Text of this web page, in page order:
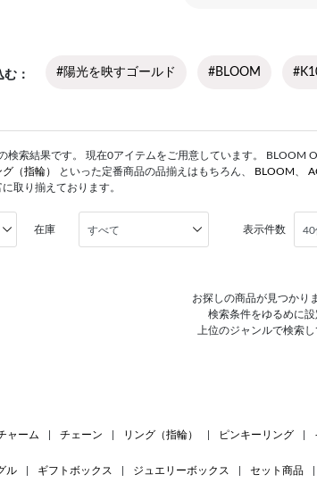
む #陽光を映すゴールド #BLOOM
検索結果です。 現在0アイテムをご用意しています。 BLOOM
グ（指輪） といった定番商品の品揃えはもちろん、 BLOOM
に取り揃えております。
在庫 表示件数
お探しの商品が見つかり
検索条件をゆるめに設
上位のジャンルで検索し
ャーム チェーン リング（指輪） ピンキーリング
ル ギフトボックス ジュエリーボックス セット商品